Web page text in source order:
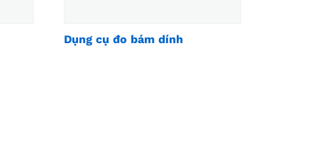
Dụng cụ đo bám dính